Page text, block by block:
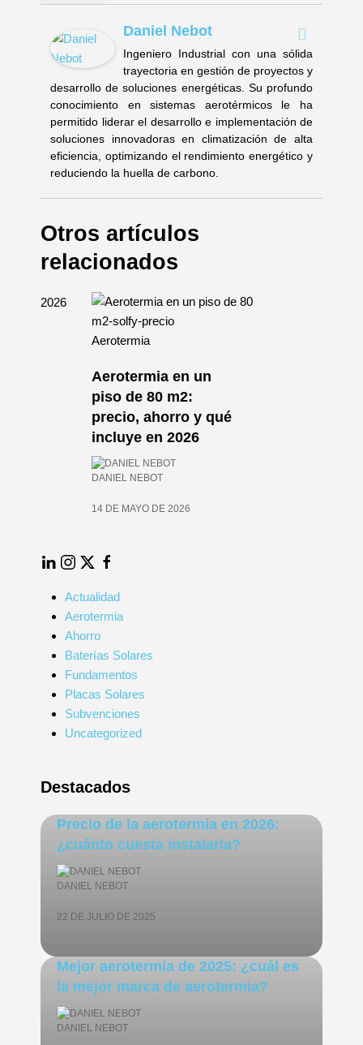
Daniel Nebot
Ingeniero Industrial con una sólida
trayectoria en gestión de proyectos y
desarrollo de soluciones energéticas. Su profundo
conocimiento en sistemas aerotérmicos le ha
permitido liderar el desarrollo e implementación de
soluciones innovadoras en climatización de alta
eficiencia, optimizando el rendimiento energético y
reduciendo la huella de carbono.
Otros artículos
relacionados
Aerotermia
Aerotermia en un
piso de 80 m2:
precio, ahorro y qué
incluye en 2026
DANIEL NEBOT
14 DE MAYO DE 2026
LinkedIn
Instagram
TwitterFacebook
Actualidad
Aerotermia
Ahorro
Baterías Solares
Fundamentos
Placas Solares
Subvenciones
Uncategorized
Destacados
Precio de la aerotermia en 2026:
¿cuánto cuesta instalarla?
DANIEL NEBOT
22 DE JULIO DE 2025
Mejor aerotermia de 2025: ¿cuál es
la mejor marca de aerotermia?
DANIEL NEBOT